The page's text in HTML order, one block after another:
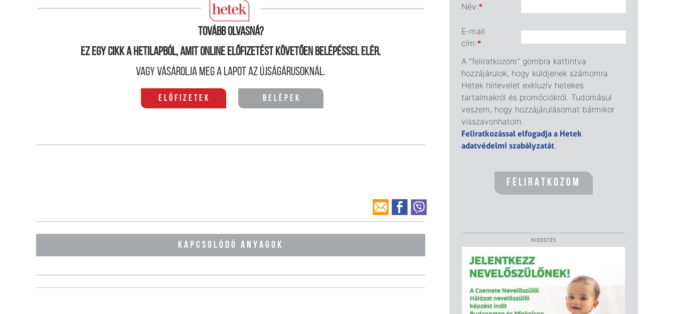
Chrysler Jeep: Happy birthday!
Tovább olvasná?
Ez egy cikk a hetilapból, amit online előfizetést követően belépéssel elér.
Vagy vásárolja meg a lapot az újságárusoknál.
Előfizetek Belépek
KAPCSOLÓDÓ ANYAGOK
Név:*
E-mail
cím:*
A "feliratkozom" gombra kattintva
hozzájárulok, hogy küldjenek számomra
Hetek hírlevelet exkluzív hetekes
tartalmakról és promóciókról. Tudomásul
veszem, hogy hozzájárulásomat bármikor
visszavonhatom.
Feliratkozással elfogadja a Hetek
adatvédelmi szabályzatát.
HIRDETÉS